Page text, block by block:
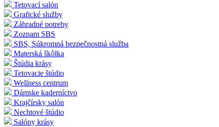
Tetovací salón
Grafické služby
Záhradné potreby
Zoznam SBS
SBS, Súkromná bezpečnostná služba
Materská škôlka
Štúdia krásy
Tetovacie štúdio
Wellness centrum
Dámske kaderníctvo
Krajčírsky salón
Nechtové štúdio
Salóny krásy